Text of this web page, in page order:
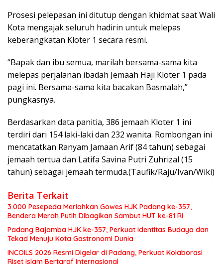
Prosesi pelepasan ini ditutup dengan khidmat saat Wali
Kota mengajak seluruh hadirin untuk melepas
keberangkatan Kloter 1 secara resmi.
“Bapak dan ibu semua, marilah bersama-sama kita
melepas perjalanan ibadah Jemaah Haji Kloter 1 pada
pagi ini. Bersama-sama kita bacakan Basmalah,”
pungkasnya.
Berdasarkan data panitia, 386 jemaah Kloter 1 ini
terdiri dari 154 laki-laki dan 232 wanita. Rombongan ini
mencatatkan Ranyam Jamaan Arif (84 tahun) sebagai
jemaah tertua dan Latifa Savina Putri Zuhrizal (15
tahun) sebagai jemaah termuda.(Taufik/Raju/Ivan/Wiki)
Berita Terkait
3.000 Pesepeda Meriahkan Gowes HJK Padang ke-357,
Bendera Merah Putih Dibagikan Sambut HUT ke-81 RI
Padang Bajamba HJK ke-357, Perkuat Identitas Budaya dan
Tekad Menuju Kota Gastronomi Dunia
INCOILS 2026 Resmi Digelar di Padang, Perkuat Kolaborasi
Riset Islam Bertaraf Internasional